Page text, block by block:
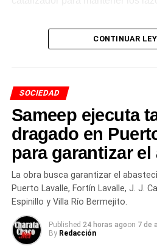
Cambios en las
Durante los últimos años, el perfil
argentino atravesó una
variedades tradicionales rubias
volumen de ventas, se consolidó
estilos artesanales,
alternativas de menor
Entre las
mercado
CONTINUAR
SOCIEDAD
Sameep ejecuta
dragado en
para garantizar
La obra busca garantizar el
Puerto Lavalle, Fortín Lavalle, J. J.
Espinillo y Villa Río Bermejito.
Published 24 horas agoon 7 de
By Redacción